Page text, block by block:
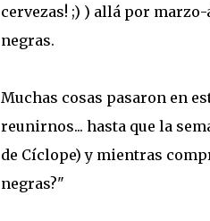
cervezas! ;) ) allá por
negras.
Muchas cosas pasaron en
reunirnos... hasta que la
de Cíclope) y mientras
negras?"